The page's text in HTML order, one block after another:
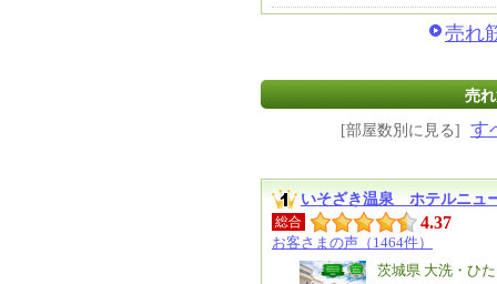
売れ
売
[部屋数別に見る] す
いそざき温泉 ホテルニュ
総合 4.37
お客さまの声（1464件）
エ
茨城県 大洗・ひ